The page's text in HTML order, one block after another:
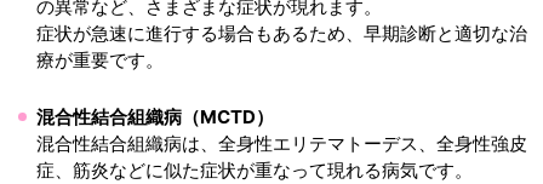
の異常など、さまざまな症状が現れます。
症状が急速に進行する場合もあるため、早期診断と適切な治
療が重要です。
混合性結合組織病（MCTD）
混合性結合組織病は、全身性エリテマトーデス、全身性強皮
症、筋炎などに似た症状が重なって現れる病気です。